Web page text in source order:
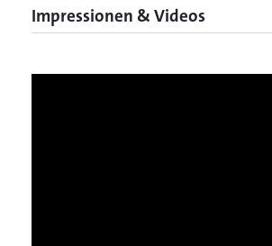
Impressionen & Videos